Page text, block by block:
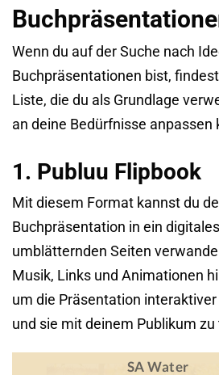
Wenn du auf der Suche nach
Buchpräsentationen bist,
Liste, die du als Grundlage
an deine Bedürfnisse anpassen
1. Publuu Flipbook
Mit diesem Format kannst du
Buchpräsentation in ein
umblätternden Seiten
Musik, Links und Animationen
um die Präsentation
und sie mit deinem Publikum zu